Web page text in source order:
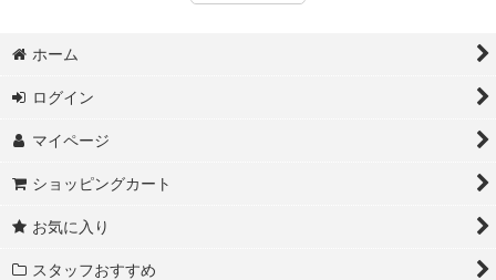
ホーム
ログイン
マイページ
ショッピングカート
お気に入り
スタッフおすすめ